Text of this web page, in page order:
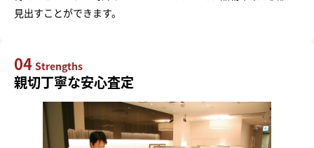
見出すことができます。
04 Strengths
親切丁寧な安心査定